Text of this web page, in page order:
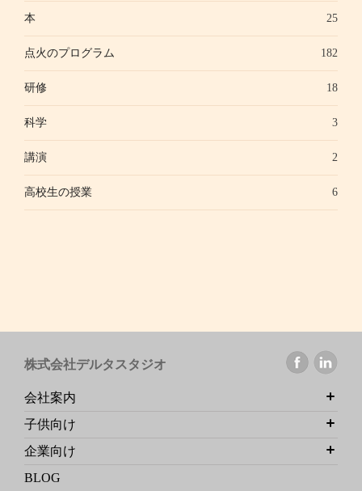
本 25
点火のプログラム 182
研修 18
科学 3
講演 2
高校生の授業 6
株式会社デルタスタジオ
会社案内
子供向け
企業向け
BLOG